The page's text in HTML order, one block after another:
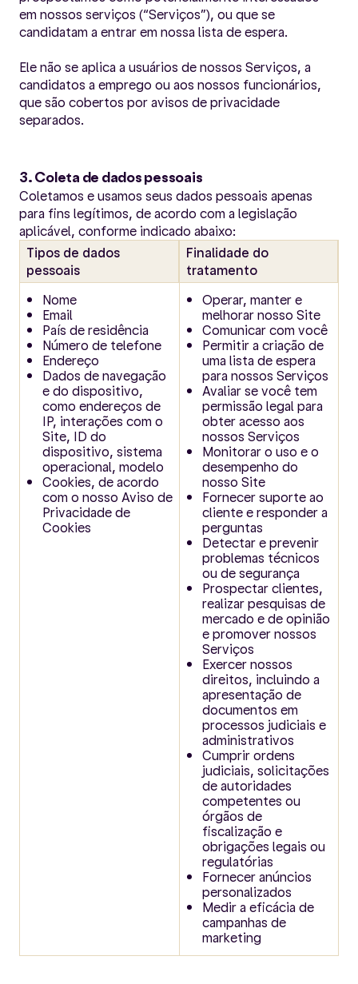
em nossos serviços (“Serviços”), ou que se
candidatam a entrar em nossa lista de espera.
Ele não se aplica a usuários de nossos Serviços, a
candidatos a emprego ou aos nossos funcionários,
que são cobertos por avisos de privacidade
separados.
3. Coleta de dados pessoais
Coletamos e usamos seus dados pessoais apenas
para fins legítimos, de acordo com a legislação
aplicável, conforme indicado abaixo:
Tipos de dados
pessoais
Finalidade do
tratamento
Nome
Email
País de residência
Número de telefone
Endereço
Dados de navegação
e do dispositivo,
como endereços de
IP, interações com o
Site, ID do
dispositivo, sistema
operacional, modelo
Cookies, de acordo
com o nosso Aviso de
Privacidade de
Cookies
Operar, manter e
melhorar nosso Site
Comunicar com você
Permitir a criação de
uma lista de espera
para nossos Serviços
Avaliar se você tem
permissão legal para
obter acesso aos
nossos Serviços
Monitorar o uso e o
desempenho do
nosso Site
Fornecer suporte ao
cliente e responder a
perguntas
Detectar e prevenir
problemas técnicos
ou de segurança
Prospectar clientes,
realizar pesquisas de
mercado e de opinião
e promover nossos
Serviços
Exercer nossos
direitos, incluindo a
apresentação de
documentos em
processos judiciais e
administrativos
Cumprir ordens
judiciais, solicitações
de autoridades
competentes ou
órgãos de
fiscalização e
obrigações legais ou
regulatórias
Fornecer anúncios
personalizados
Medir a eficácia de
campanhas de
marketing